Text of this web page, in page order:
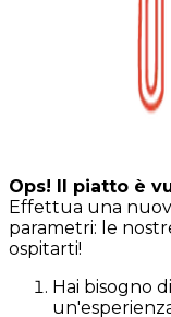
Ops! Il piatto è
Effettua una
parametri: le
ospitarti!
Hai bisogno